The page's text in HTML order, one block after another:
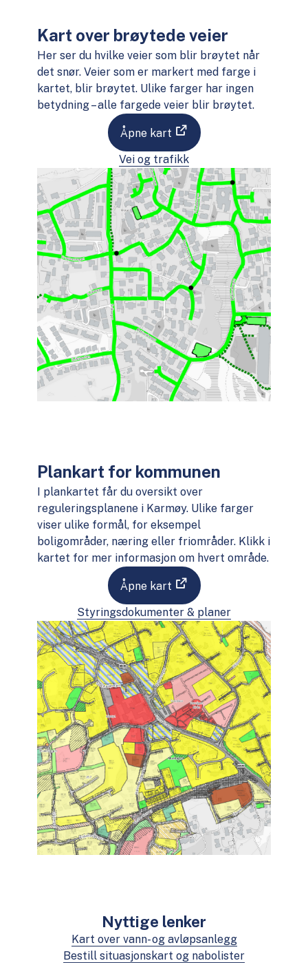
Kart over brøytede veier
Her ser du hvilke veier som blir brøytet når
det snør. Veier som er markert med farge i
kartet, blir brøytet. Ulike farger har ingen
betydning – alle fargede veier blir brøytet.
Åpne kart
Vei og trafikk
Plankart for kommunen
I plankartet får du oversikt over
reguleringsplanene i Karmøy. Ulike farger
viser ulike formål, for eksempel
boligområder, næring eller friområder. Klikk i
kartet for mer informasjon om hvert område.
Åpne kart
Styringsdokumenter & planer
Nyttige lenker
Kart over vann- og avløpsanlegg
Bestill situasjonskart og nabolister